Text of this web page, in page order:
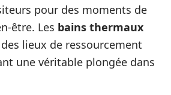
pour des moments de
être. Les bains thermaux
lieux de ressourcement
une véritable plongée dans